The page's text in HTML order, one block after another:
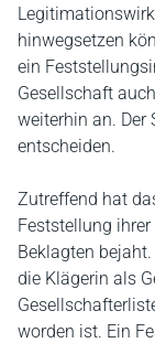
hinwegsetzen
ein
Gesellschaft
weiterhin an. Der
entscheiden.
Zutreffend hat
Feststellung
Beklagten
die Klägerin als
worden ist. Ein